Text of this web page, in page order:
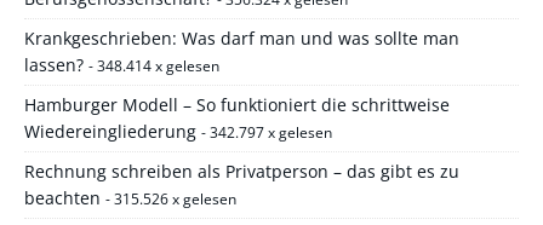
Krankgeschrieben: Was darf man und was sollte man
lassen? - 348.414 x gelesen
Hamburger Modell – So funktioniert die schrittweise
Wiedereingliederung - 342.797 x gelesen
Rechnung schreiben als Privatperson – das gibt es zu
beachten - 315.526 x gelesen